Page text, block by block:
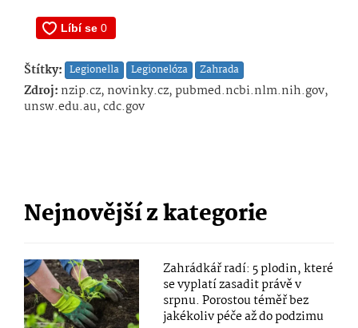
Štítky: Legionella Legionelóza Zahrada
Zdroj: nzip.cz, novinky.cz, pubmed.ncbi.nlm.nih.gov,
unsw.edu.au, cdc.gov
Nejnovější z kategorie
Zahrádkář radí: 5 plodin, které
se vyplatí zasadit právě v
srpnu. Porostou téměř bez
jakékoliv péče až do podzimu